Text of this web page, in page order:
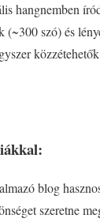
hangnemben
(~300 szó) és
blog
szeretne